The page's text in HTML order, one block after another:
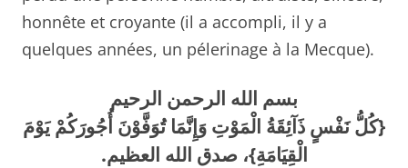
honnête et croyante (il a accompli, il y a
quelques années, un pélerinage à la Mecque).
بسم الله الرحمن الرحيم
{كُلُّ نَفْسٍ ذَآئِقَةُ الْمَوْتِ وَإِنَّمَا تُوَفَّوْنَ أُجُورَكُمْ يَوْمَ
الْقِيَامَةِ}، صدق الله العظيم.